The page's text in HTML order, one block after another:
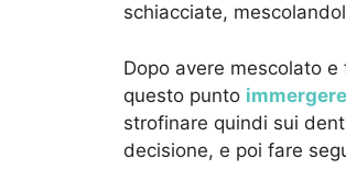
schiacciate,
Dopo avere mescolato
questo punto
strofinare quindi sui
decisione, e poi fare